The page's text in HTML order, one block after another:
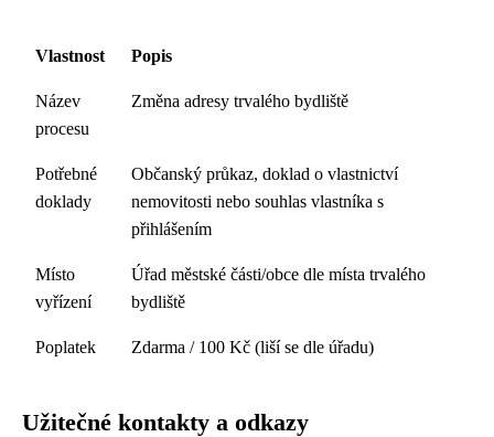
Vlastnost Popis
Název
procesu
Změna adresy trvalého bydliště
Potřebné
doklady
Občanský průkaz, doklad o vlastnictví
nemovitosti nebo souhlas vlastníka s
přihlášením
Místo
vyřízení
Úřad městské části/obce dle místa trvalého
bydliště
Poplatek Zdarma / 100 Kč (liší se dle úřadu)
Užitečné kontakty a odkazy